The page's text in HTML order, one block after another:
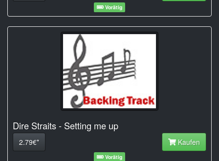
Vorätig
Dire Straits - Setting me up
2.79€* Kaufen
Vorätig